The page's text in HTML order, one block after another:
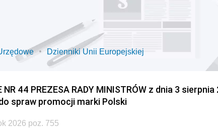
Dzienniki Unii Europejskiej
NR 44 PREZESA RADY MINISTRÓW z dnia 3 sierpnia
spraw promocji marki Polski
2026 poz. 755